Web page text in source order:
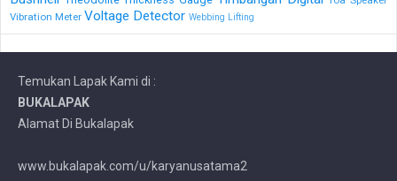
Vibration Meter Voltage Detector Webbing Lifting
Temukan Lapak Kami di :
BUKALAPAK
Alamat Di Bukalapak
www.bukalapak.com/u/karyanusatama2